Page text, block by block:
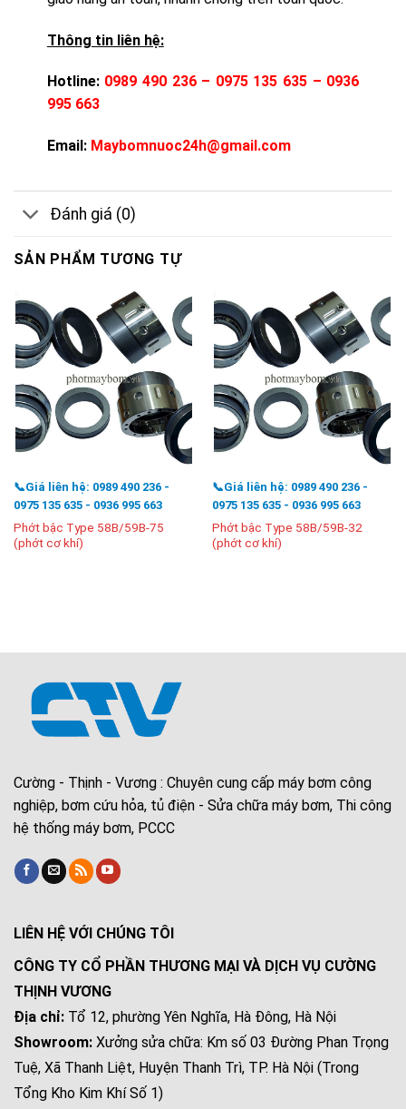
Thông tin liên hệ:
Hotline: 0989 490 236 – 0975 135 635 – 0936
995 663
Email: Maybomnuoc24h@gmail.com
Đánh giá (0)
SẢN PHẨM TƯƠNG TỰ
📞Giá liên hệ: 0989 490 236 -
0975 135 635 - 0936 995 663
Phớt bậc Type 58B/59B-75
(phớt cơ khí)
📞Giá liên hệ: 0989 490 236 -
0975 135 635 - 0936 995 663
Phớt bậc Type 58B/59B-32
(phớt cơ khí)
Cường - Thịnh - Vương : Chuyên cung cấp máy bơm công
nghiệp, bơm cứu hỏa, tủ điện - Sửa chữa máy bơm, Thi công
hệ thống máy bơm, PCCC
LIÊN HỆ VỚI CHÚNG TÔI
CÔNG TY CỔ PHẦN THƯƠNG MẠI VÀ DỊCH VỤ CƯỜNG
THỊNH VƯƠNG
Địa chỉ: Tổ 12, phường Yên Nghĩa, Hà Đông, Hà Nội
Showroom: Xưởng sửa chữa: Km số 03 Đường Phan Trọng
Tuệ, Xã Thanh Liệt, Huyện Thanh Trì, TP. Hà Nội (Trong
Tổng Kho Kim Khí Số 1)